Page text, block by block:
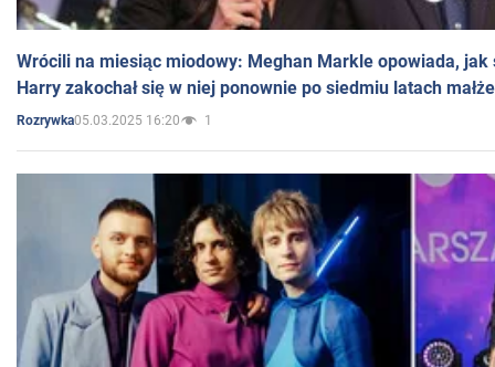
Wrócili na miesiąc miodowy: Meghan Markle opowiada, jak
Harry zakochał się w niej ponownie po siedmiu latach
Rozrywka05.03.2025 16:20 1